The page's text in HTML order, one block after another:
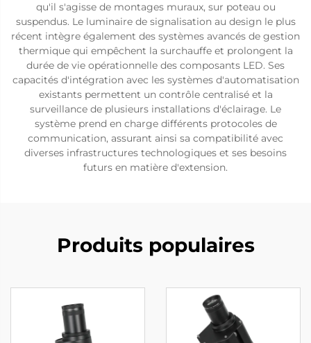
qu'il s'agisse de montages muraux, sur poteau ou
suspendus. Le luminaire de signalisation au design le plus
récent intègre également des systèmes avancés de gestion
thermique qui empêchent la surchauffe et prolongent la
durée de vie opérationnelle des composants LED. Ses
capacités d'intégration avec les systèmes d'automatisation
existants permettent un contrôle centralisé et la
surveillance de plusieurs installations d'éclairage. Le
système prend en charge différents protocoles de
communication, assurant ainsi sa compatibilité avec
diverses infrastructures technologiques et ses besoins
futurs en matière d'extension.
Produits populaires